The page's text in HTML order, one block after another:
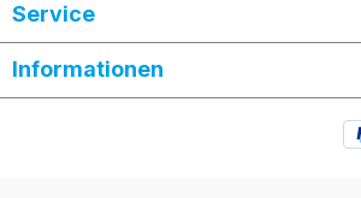
Service
Informationen